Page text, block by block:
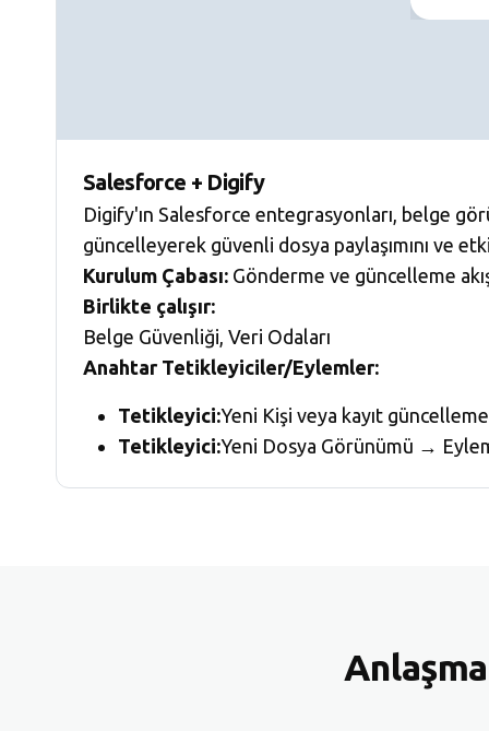
Salesforce + Digify
Digify'ın Salesforce entegrasyonları, belge
güncelleyerek güvenli dosya paylaşımını ve
Kurulum Çabası: Gönderme ve güncelleme
Birlikte çalışır:
Belge Güvenliği, Veri Odaları
Anahtar Tetikleyiciler/Eylemler:
Tetikleyici:Yeni Kişi veya kayıt
Tetikleyici:Yeni Dosya Görünümü →